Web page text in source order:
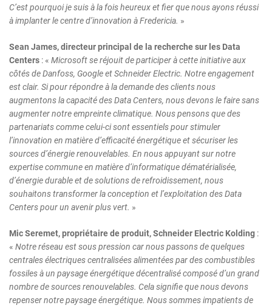
C’est pourquoi je suis à la fois heureux et fier que nous ayons réussi
à implanter le centre d’innovation à Fredericia. »
Sean James, directeur principal de la recherche sur les Data
Centers : « Microsoft se réjouit de participer à cette initiative aux
côtés de Danfoss, Google et Schneider Electric. Notre engagement
est clair. Si pour répondre à la demande des clients nous
augmentons la capacité des Data Centers, nous devons le faire sans
augmenter notre empreinte climatique. Nous pensons que des
partenariats comme celui-ci sont essentiels pour stimuler
l’innovation en matière d’efficacité énergétique et sécuriser les
sources d’énergie renouvelables. En nous appuyant sur notre
expertise commune en matière d’informatique dématérialisée,
d’énergie durable et de solutions de refroidissement, nous
souhaitons transformer la conception et l’exploitation des Data
Centers pour un avenir plus vert. »
Mic Seremet, propriétaire de produit, Schneider Electric Kolding :
« Notre réseau est sous pression car nous passons de quelques
centrales électriques centralisées alimentées par des combustibles
fossiles à un paysage énergétique décentralisé composé d’un grand
nombre de sources renouvelables. Cela signifie que nous devons
repenser notre paysage énergétique. Nous sommes impatients de